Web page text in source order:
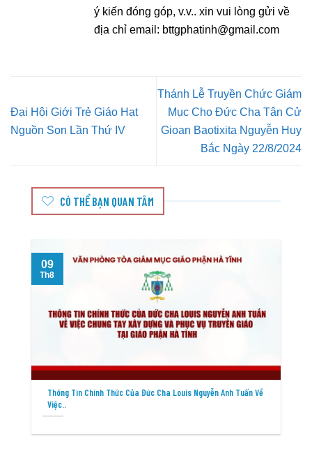
ý kiến đóng góp, v.v.. xin vui lòng gửi về
địa chỉ email: bttgphatinh@gmail.com
Đại Hội Giới Trẻ Giáo Hạt
Nguồn Son Lần Thứ IV
Thánh Lễ Truyền Chức Giám
Mục Cho Đức Cha Tân Cử
Gioan Baotixita Nguyễn Huy
Bắc Ngày 22/8/2024
CÓ THỂ BẠN QUAN TÂM
Thông Tin Chính Thức Của Đức Cha Louis Nguyễn Anh Tuấn Về
Việc..
09
Th8